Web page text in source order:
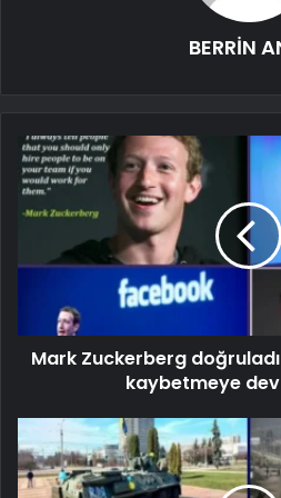
BERRİN
Mark Zuckerberg
kaybetmeye